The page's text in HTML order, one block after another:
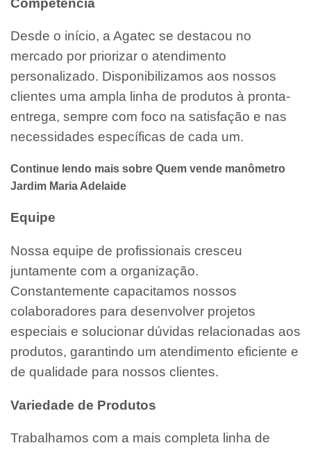
Competência
Desde o início, a Agatec se destacou no
mercado por priorizar o atendimento
personalizado. Disponibilizamos aos nossos
clientes uma ampla linha de produtos à pronta-
entrega, sempre com foco na satisfação e nas
necessidades específicas de cada um.
Continue lendo mais sobre Quem vende manômetro
Jardim Maria Adelaide
Equipe
Nossa equipe de profissionais cresceu
juntamente com a organização.
Constantemente capacitamos nossos
colaboradores para desenvolver projetos
especiais e solucionar dúvidas relacionadas aos
produtos, garantindo um atendimento eficiente e
de qualidade para nossos clientes.
Variedade de Produtos
Trabalhamos com a mais completa linha de